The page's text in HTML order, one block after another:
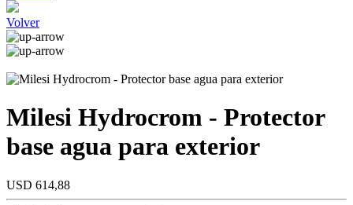
Volver
Milesi Hydrocrom - Protector
base agua para exterior
USD 614,88